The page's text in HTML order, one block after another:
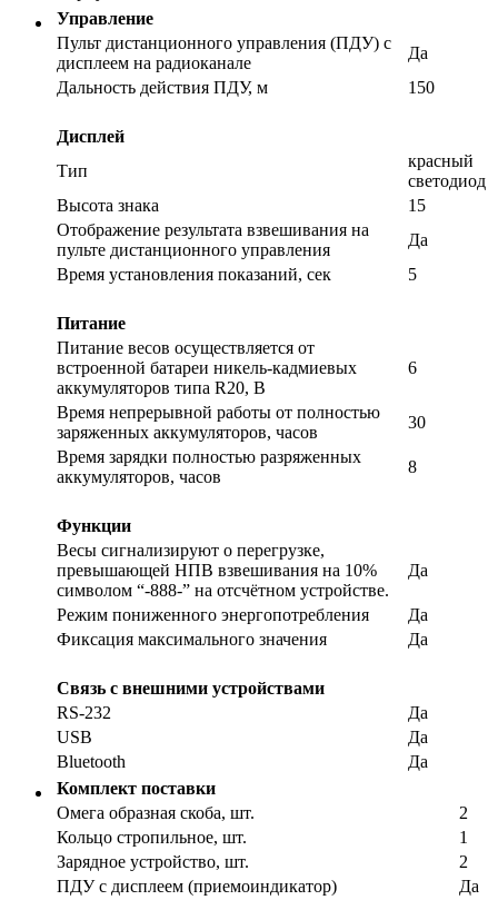
Управление
Пульт дистанционного управления (ПДУ) с
дисплеем на радиоканале
Да
Дальность действия ПДУ, м
150
Дисплей
Тип
красный
светодиод
Высота знака
15
Отображение результата взвешивания на
пульте дистанционного управления
Да
Время установления показаний, сек
5
Питание
Питание весов осуществляется от
встроенной батареи никель-кадмиевых
аккумуляторов типа R20, В
6
Время непрерывной работы от полностью
заряженных аккумуляторов, часов
30
Время зарядки полностью разряженных
аккумуляторов, часов
8
Функции
Весы сигнализируют о перегрузке,
превышающей НПВ взвешивания на 10%
символом “-888-” на отсчётном устройстве.
Да
Режим пониженного энергопотребления
Да
Фиксация максимального значения
Да
Связь с внешними устройствами
RS-232
Да
USB
Да
Bluetooth
Да
Комплект поставки
Омега образная скоба, шт.
2
Кольцо стропильное, шт.
1
Зарядное устройство, шт.
2
ПДУ с дисплеем (приемоиндикатор)
Да